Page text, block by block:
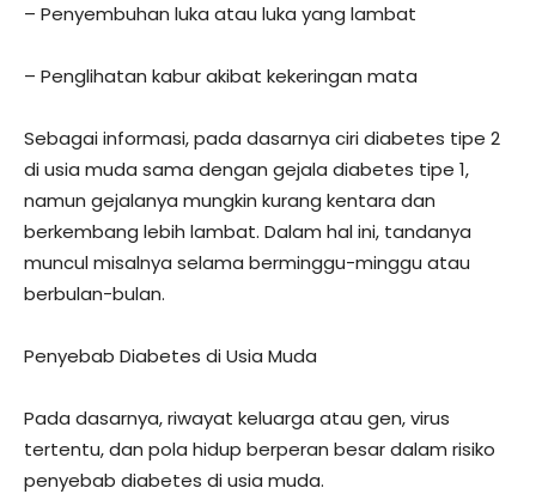
– Penyembuhan luka atau luka yang lambat
– Penglihatan kabur akibat kekeringan mata
Sebagai informasi, pada dasarnya ciri diabetes tipe 2
di usia muda sama dengan gejala diabetes tipe 1,
namun gejalanya mungkin kurang kentara dan
berkembang lebih lambat. Dalam hal ini, tandanya
muncul misalnya selama berminggu-minggu atau
berbulan-bulan.
Penyebab Diabetes di Usia Muda
Pada dasarnya, riwayat keluarga atau gen, virus
tertentu, dan pola hidup berperan besar dalam risiko
penyebab diabetes di usia muda.